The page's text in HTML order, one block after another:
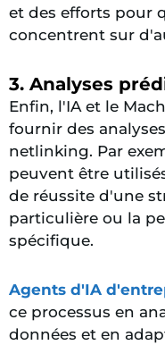
et des efforts pour
concentrent sur
3. Analyses
Enfin, l'IA et le
fournir des
netlinking. Par
peuvent être
de réussite d'une
particulière ou la
spécifique.
Agents d'IA
ce processus en
données et en